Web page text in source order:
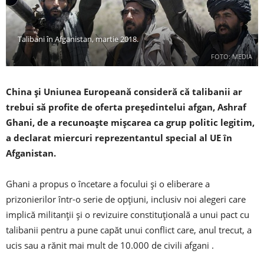
FOTO: MEDIA
Talibani în Afganistan, martie 2018.
China și Uniunea Europeană consideră că talibanii ar
trebui să profite de oferta președintelui afgan, Ashraf
Ghani, de a recunoaște mișcarea ca grup politic legitim,
a declarat miercuri reprezentantul special al UE în
Afganistan.
Ghani a propus o încetare a focului și o eliberare a
prizonierilor într-o serie de opțiuni, inclusiv noi alegeri care
implică militanții și o revizuire constituțională a unui pact cu
talibanii pentru a pune capăt unui conflict care, anul trecut, a
ucis sau a rănit mai mult de 10.000 de civili afgani .